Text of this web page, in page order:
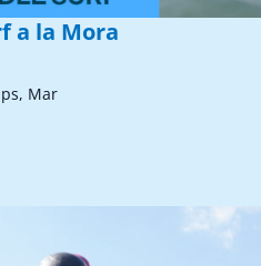
a la Mora
Mar